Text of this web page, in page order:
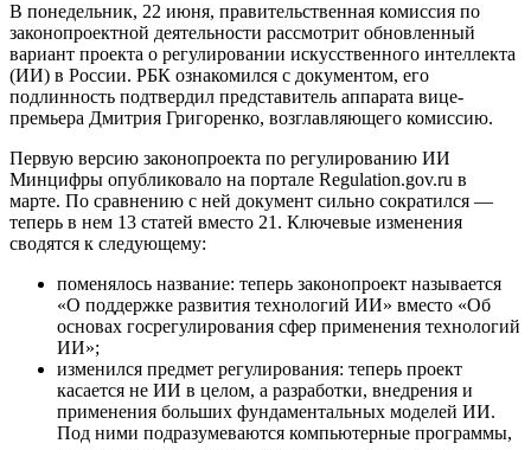
В понедельник, 22 июня, правительственная комиссия по
законопроектной деятельности рассмотрит обновленный
вариант проекта о регулировании искусственного интеллекта
(ИИ) в России. РБК ознакомился с документом, его
подлинность подтвердил представитель аппарата вице-
премьера Дмитрия Григоренко, возглавляющего комиссию.
Первую версию законопроекта по регулированию ИИ
Минцифры опубликовало на портале Regulation.gov.ru в
марте. По сравнению с ней документ сильно сократился —
теперь в нем 13 статей вместо 21. Ключевые изменения
сводятся к следующему:
поменялось название: теперь законопроект называется
«О поддержке развития технологий ИИ» вместо «Об
основах госрегулирования сфер применения технологий
ИИ»;
изменился предмет регулирования: теперь проект
касается не ИИ в целом, а разработки, внедрения и
применения больших фундаментальных моделей ИИ.
Под ними подразумеваются компьютерные программы,